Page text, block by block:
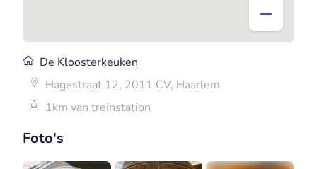
Foto's
De Kloosterkeuken
Hagestraat 12, 2011 CV, Haarlem
1km van treinstation